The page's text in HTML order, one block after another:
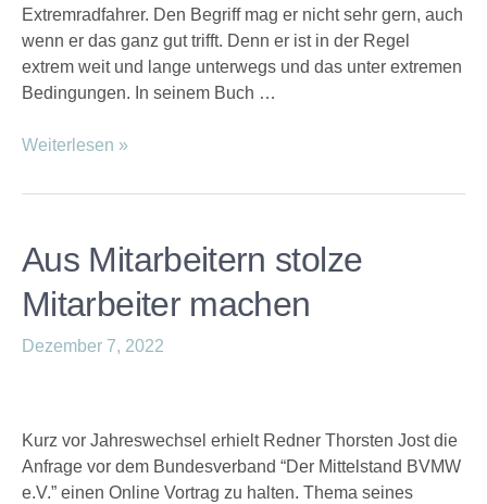
Extremradfahrer. Den Begriff mag er nicht sehr gern, auch
wenn er das ganz gut trifft. Denn er ist in der Regel
extrem weit und lange unterwegs und das unter extremen
Bedingungen. In seinem Buch …
Weiterlesen »
Aus Mitarbeitern stolze
Mitarbeiter machen
Dezember 7, 2022
Kurz vor Jahreswechsel erhielt Redner Thorsten Jost die
Anfrage vor dem Bundesverband “Der Mittelstand BVMW
e.V.” einen Online Vortrag zu halten. Thema seines